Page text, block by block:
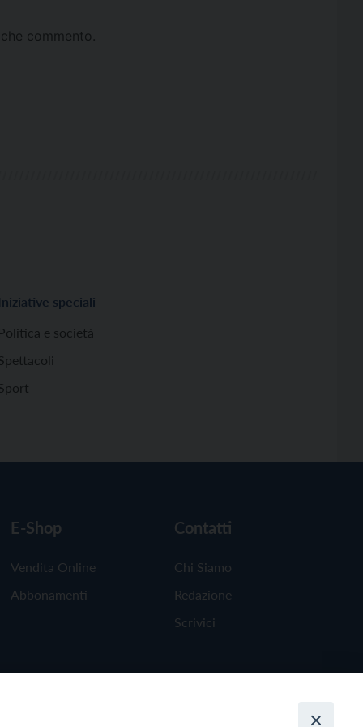
commento.
Iniziative speciali
Politica e società
E-Shop
Vendita Online
Abbonamenti
Contatti
Chi Siamo
Redazione
Scrivici